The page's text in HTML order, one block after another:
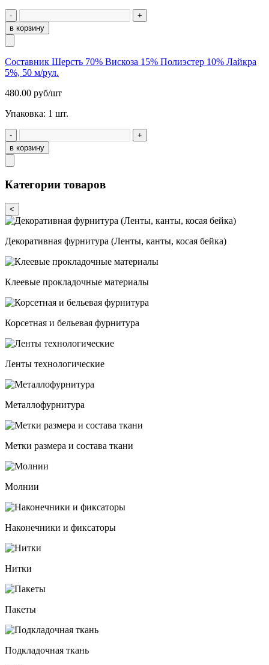
-
+
в корзину
Составник Шерсть 70% Вискоза 15% Полиэстер 10% Лайкра
5%, 50 м/рул.
480.00 руб/шт
Упаковка: 1 шт.
-
+
в корзину
Категории товаров
<
Декоративная фурнитура (Ленты, канты, косая бейка)
Клеевые прокладочные материалы
Корсетная и бельевая фурнитура
Ленты технологические
Металлофурнитура
Метки размера и состава ткани
Молнии
Наконечники и фиксаторы
Нитки
Пакеты
Подкладочная ткань